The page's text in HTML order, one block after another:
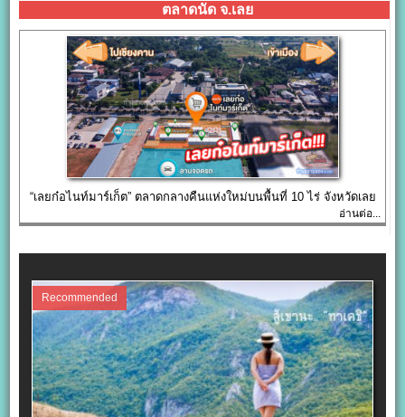
ตลาดนัด จ.เลย
“เลยก๋อไนท์มาร์เก็ต” ตลาดกลางคืนแห่งใหม่บนพื้นที่ 10 ไร่ จังหวัดเลย
อ่านต่อ...
Recommended